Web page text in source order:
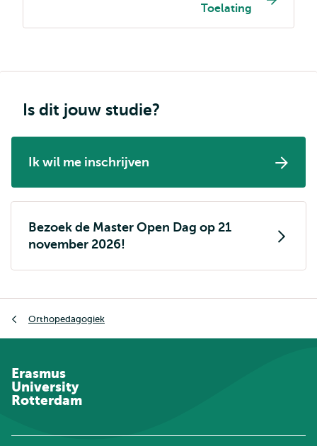
Toelating
Is dit jouw studie?
Ik wil me inschrijven
Bezoek de Master Open Dag op 21
november 2026!
Orthopedagogiek
Erasmus
University
Rotterdam